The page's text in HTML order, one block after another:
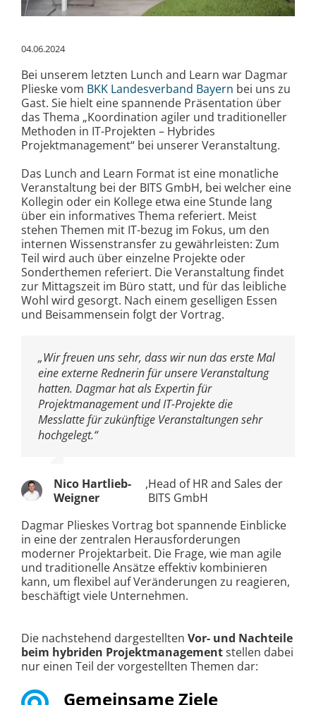
04.06.2024
Bei unserem letzten Lunch and Learn war Dagmar
Plieske vom BKK Landesverband Bayern bei uns zu
Gast. Sie hielt eine spannende Präsentation über
das Thema „Koordination agiler und traditioneller
Methoden in IT-Projekten – Hybrides
Projektmanagement“ bei unserer Veranstaltung.
Das Lunch and Learn Format ist eine monatliche
Veranstaltung bei der BITS GmbH, bei welcher eine
Kollegin oder ein Kollege etwa eine Stunde lang
über ein informatives Thema referiert. Meist
stehen Themen mit IT-bezug im Fokus, um den
internen Wissenstransfer zu gewährleisten: Zum
Teil wird auch über einzelne Projekte oder
Sonderthemen referiert. Die Veranstaltung findet
zur Mittagszeit im Büro statt, und für das leibliche
Wohl wird gesorgt. Nach einem geselligen Essen
und Beisammensein folgt der Vortrag.
„Wir freuen uns sehr, dass wir nun das erste Mal
eine externe Rednerin für unsere Veranstaltung
hatten. Dagmar hat als Expertin für
Projektmanagement und IT-Projekte die
Messlatte für zukünftige Veranstaltungen sehr
hochgelegt.“
Nico Hartlieb-
Weigner
,Head of HR and Sales der
BITS GmbH
Dagmar Plieskes Vortrag bot spannende Einblicke
in eine der zentralen Herausforderungen
moderner Projektarbeit. Die Frage, wie man agile
und traditionelle Ansätze effektiv kombinieren
kann, um flexibel auf Veränderungen zu reagieren,
beschäftigt viele Unternehmen.
Die nachstehend dargestellten Vor- und Nachteile
beim hybriden Projektmanagementstellen dabei
nur einen Teil der vorgestellten Themen dar:
Gemeinsame Ziele